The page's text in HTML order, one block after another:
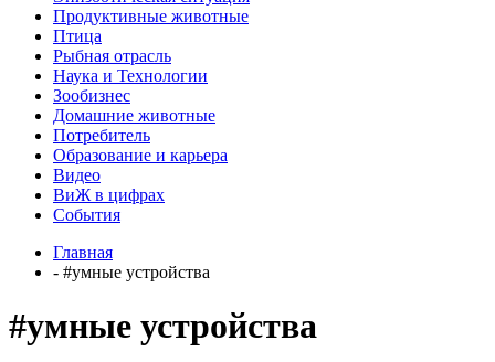
Продуктивные животные
Птица
Рыбная отрасль
Наука и Технологии
Зообизнес
Домашние животные
Потребитель
Образование и карьера
Видео
ВиЖ в цифрах
События
Главная
- #умные устройства
#умные устройства